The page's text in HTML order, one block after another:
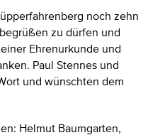
noch zehn
zu dürfen und
Ehrenurkunde und
Paul Stennes und
und wünschten dem
Helmut Baumgarten,